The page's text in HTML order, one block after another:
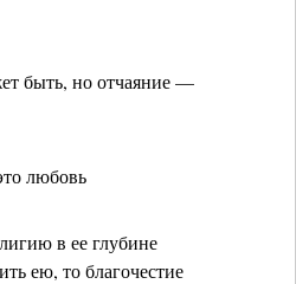
быть, но отчаяние —
любовь
в ее глубине
ею, то благочестие